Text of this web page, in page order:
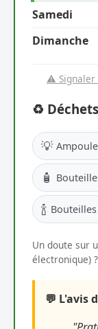
Samedi
Dimanche
⚠️ Signaler
♻️
💡
🧴
🍾
Un doute sur
électronique) ?
💬 L'avis